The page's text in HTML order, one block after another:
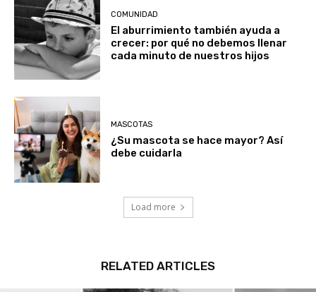
COMUNIDAD
El aburrimiento también ayuda a
crecer: por qué no debemos llenar
cada minuto de nuestros hijos
MASCOTAS
¿Su mascota se hace mayor? Así
debe cuidarla
Load more
RELATED ARTICLES